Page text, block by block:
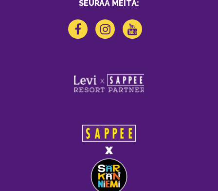
SEURAA MEITÄ: